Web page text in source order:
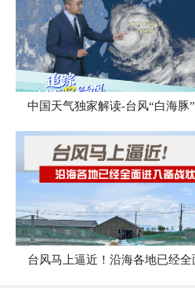
中国天气独家解读-台风“白海豚”